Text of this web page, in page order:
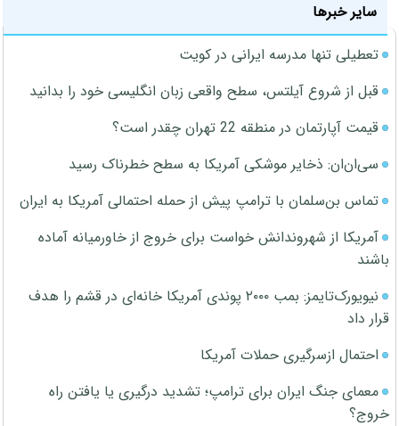
سایر خبرها
تعطیلی تنها مدرسه ایرانی در کویت
قبل از شروع آیلتس، سطح واقعی زبان انگلیسی خود را بدانید
قیمت آپارتمان در منطقه 22 تهران چقدر است؟
سی‌ان‌ان: ذخایر موشکی آمریکا به سطح خطرناک رسید
تماس بن‌سلمان با ترامپ پیش از حمله احتمالی آمریکا به ایران
آمریکا از شهروندانش خواست برای خروج از خاورمیانه آماده
باشند
نیویورک‌تایمز: بمب ۲۰۰۰ پوندی آمریکا خانه‌ای در قشم را هدف
قرار داد
احتمال ازسرگیری حملات آمریکا
معمای جنگ ایران برای ترامپ؛ تشدید درگیری یا یافتن راه
خروج؟